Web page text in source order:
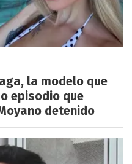
la modelo que
episodio que
detenido